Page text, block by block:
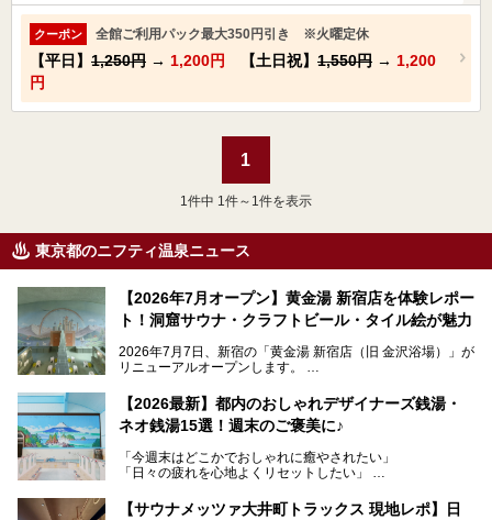
クーポン 全館ご利用パック最大350円引き ※火曜定休
【平日】 1,250円 → 1,200円 【土日祝】 1,550円 → 1,200
円
1
1 件中 1件～1件を表示
東京都のニフティ温泉ニュース
【2026年7月オープン】黄金湯 新宿店を体験レポー
ト！洞窟サウナ・クラフトビール・タイル絵が魅力
2026年7月7日、新宿の「黄金湯 新宿店（旧 金沢浴場）」が
リニューアルオープンします。
レトロでノスタルジックなタイル絵はそのまま、昔からここ
を知る地元の人にも、新しく足を運んでくれる人にも愛され
る、今の時代の"銭湯"として生まれ変わりました。洞窟のよ
ビアバーなど、新しく登場したスポットも併せて紹介しま
す。充実した設備があるのに、基本の入浴料が銭湯価格の5
【2026最新】都内のおしゃれデザイナーズ銭湯・
ネオ銭湯15選！週末のご褒美に♪
「今週末はどこかでおしゃれに癒やされたい」
「日々の疲れを心地よくリセットしたい」
となっている新しいスタイルの銭湯です。
【サウナメッツァ大井町トラックス 現地レポ】日